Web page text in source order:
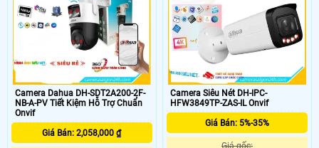
Camera Dahua DH-SDT2A200-2F-
NB-A-PV Tiết Kiệm Hỗ Trợ Chuẩn
Onvif
Giá Bán: 2,058,000 ₫
Camera Siêu Nét DH-IPC-
HFW3849TP-ZAS-IL Onvif
Giá Bán: 5%-35%
Giá gốc: